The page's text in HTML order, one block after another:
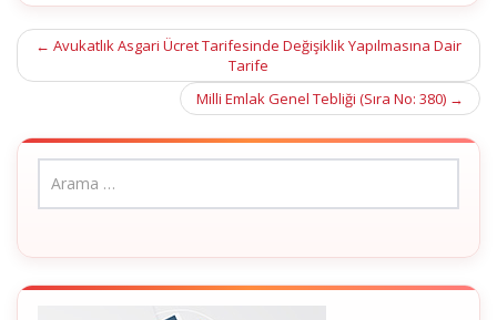
Post
navigation
← Avukatlık Asgari Ücret Tarifesinde Değişiklik Yapılmasına Dair
Tarife
Milli Emlak Genel Tebliği (Sıra No: 380) →